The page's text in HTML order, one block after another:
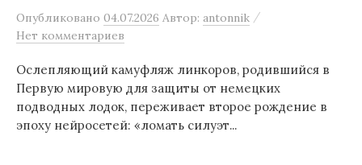
Опубликовано 04.07.2026 Автор: antonnik /
Нет комментариев
Ослепляющий камуфляж линкоров, родившийся в
Первую мировую для защиты от немецких
подводных лодок, переживает второе рождение в
эпоху нейросетей: «ломать силуэт...